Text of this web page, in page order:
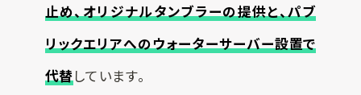
止め、オリジナルタンブラーの提供と、パブ
リックエリアへのウォーターサーバー設置で
代替しています。